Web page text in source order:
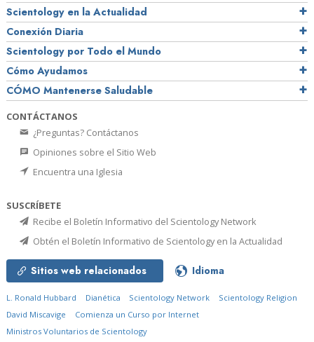
Scientology en la Actualidad
Conexión Diaria
Scientology por Todo el Mundo
Cómo Ayudamos
CÓMO Mantenerse Saludable
CONTÁCTANOS
¿Preguntas? Contáctanos
Opiniones sobre el Sitio Web
Encuentra una Iglesia
SUSCRÍBETE
Recibe el Boletín Informativo del Scientology Network
Obtén el Boletín Informativo de Scientology en la Actualidad
Sitios web relacionados Idioma
L. Ronald Hubbard Dianética Scientology Network
Scientology Religion
David Miscavige
Comienza un Curso por Internet
Ministros Voluntarios de Scientology